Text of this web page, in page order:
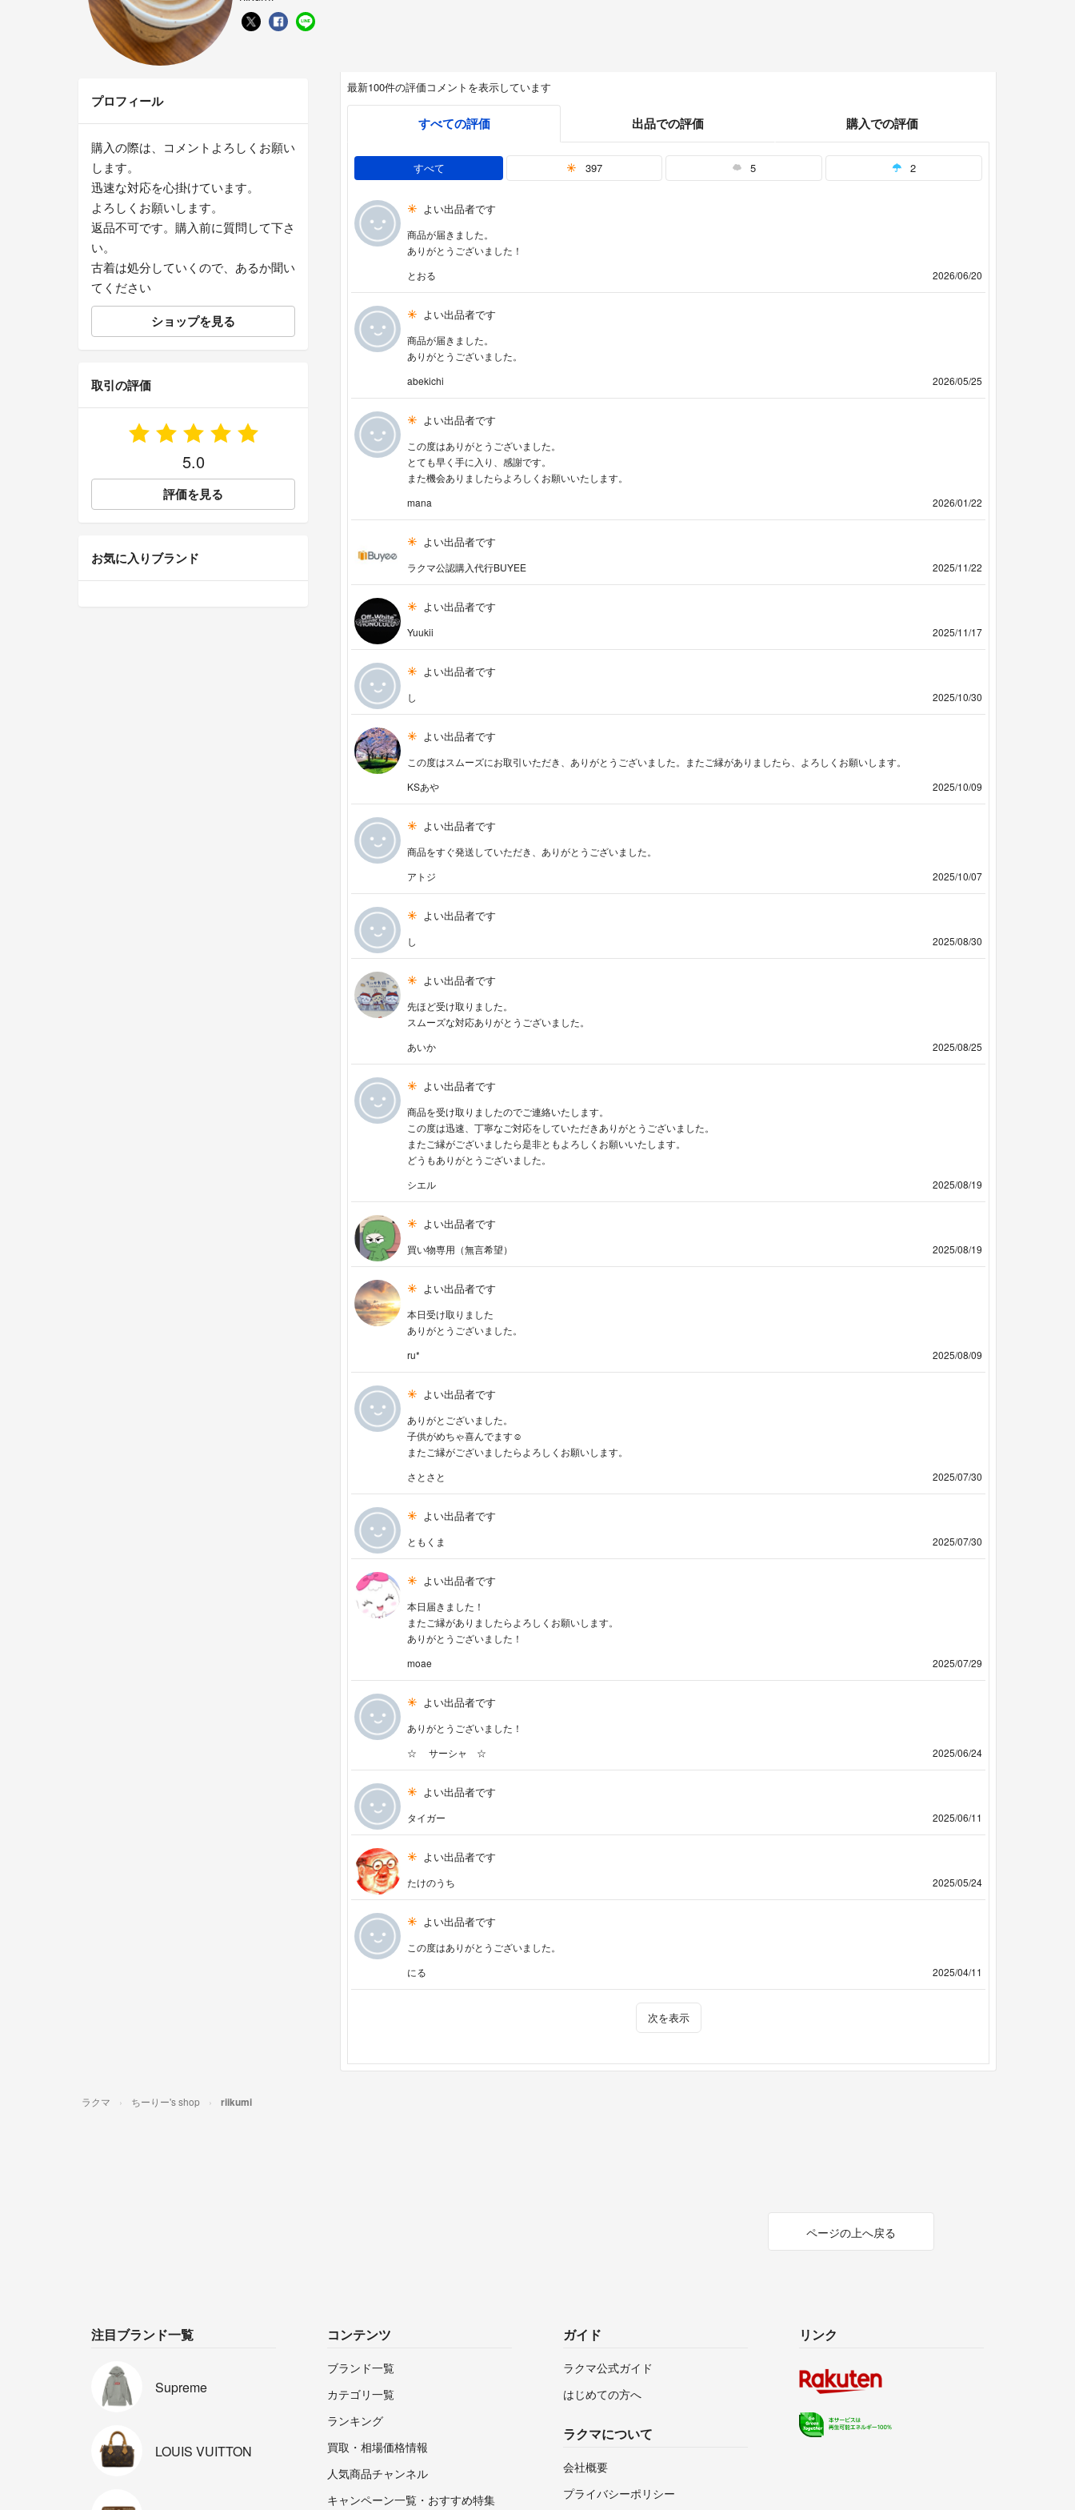
最新100件の評価コメントを表示しています
すべての評価 出品での評価 購入での評価
すべて 397 5 2
よい出品者です
商品が届きました。
ありがとうございました！
とおる
2026/06/20
よい出品者です
商品が届きました。
ありがとうございました。
abekichi
2026/05/25
よい出品者です
この度はありがとうございました。
とても早く手に入り、感謝です。
また機会ありましたらよろしくお願いいたします。
mana
2026/01/22
よい出品者です
ラクマ公認購入代行BUYEE 2025/11/22
よい出品者です
Yuukii 2025/11/17
よい出品者です
し 2025/10/30
よい出品者です
この度はスムーズにお取引いただき、ありがとうございました。またご縁がありましたら、よろしくお願いします。
KSあや
2025/10/09
よい出品者です
商品をすぐ発送していただき、ありがとうございました。
アトジ
2025/10/07
よい出品者です
し 2025/08/30
よい出品者です
先ほど受け取りました。
スムーズな対応ありがとうございました。
あいか
2025/08/25
よい出品者です
商品を受け取りましたのでご連絡いたします。
この度は迅速、丁寧なご対応をしていただきありがとうございました。
またご縁がございましたら是非ともよろしくお願いいたします。
どうもありがとうございました。
シエル
2025/08/19
よい出品者です
買い物専用（無言希望） 2025/08/19
よい出品者です
本日受け取りました
ありがとうございました。
ru*
2025/08/09
よい出品者です
ありがとございました。
子供がめちゃ喜んでます☺︎
またご縁がございましたらよろしくお願いします。
さとさと
2025/07/30
よい出品者です
ともくま 2025/07/30
よい出品者です
本日届きました！
またご縁がありましたらよろしくお願いします。
ありがとうございました！
moae
2025/07/29
よい出品者です
ありがとうございました！
☆ サーシャ ☆
2025/06/24
よい出品者です
タイガー 2025/06/11
よい出品者です
たけのうち 2025/05/24
よい出品者です
この度はありがとうございました。
にる
2025/04/11
次を表示
プロフィール
購入の際は、コメントよろしくお願い
します。
迅速な対応を心掛けています。
よろしくお願いします。
返品不可です。購入前に質問して下さ
い。
古着は処分していくので、あるか聞い
てください
ショップを見る
取引の評価
5.0
評価を見る
お気に入りブランド
ラクマ ちーりー's shop riikumi
ページの上へ戻る
注目ブランド一覧
Supreme
LOUIS VUITTON
コンテンツ
ブランド一覧
カテゴリ一覧
ランキング
買取・相場価格情報
人気商品チャンネル
キャンペーン一覧・おすすめ特集
ガイド
ラクマ公式ガイド
はじめての方へ
ラクマについて
会社概要
プライバシーポリシー
リンク